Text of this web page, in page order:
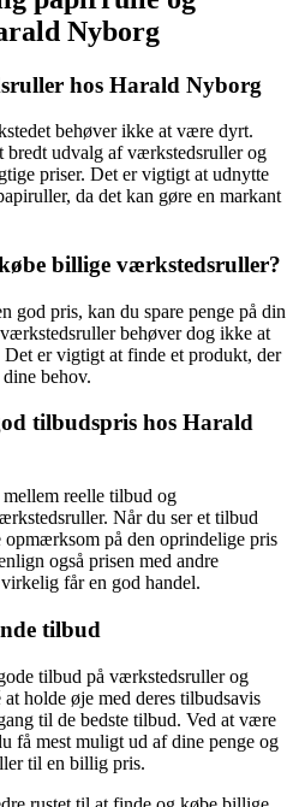
Nyborg
hos Harald Nyborg
behøver ikke at være dyrt.
udvalg af værkstedsruller og
priser. Det er vigtigt at udnytte
da det kan gøre en markant
billige værkstedsruller?
god pris, kan du spare penge på din
behøver dog ikke at
er vigtigt at finde et produkt, der
behov.
tilbudspris hos Harald
reelle tilbud og
Når du ser et tilbud
på den oprindelige pris
også prisen med andre
får en god handel.
tilbud
tilbud på værkstedsruller og
holde øje med deres tilbudsavis
til de bedste tilbud. Ved at være
få mest muligt ud af dine penge og
til en billig pris.